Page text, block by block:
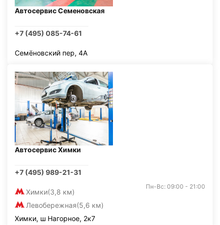
Автосервис Семеновская
+7 (495) 085-74-61
Семёновский пер, 4А
Автосервис Химки
+7 (495) 989-21-31
Химки(3,8 км)
Левобережная(5,6 км)
Пн-Вс: 09:00 - 21:00
Химки, ш Нагорное, 2к7